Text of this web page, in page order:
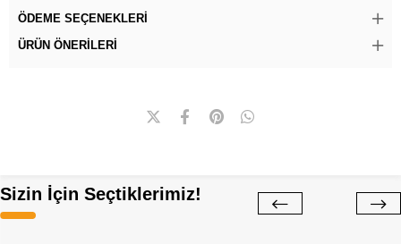
ÖDEME SEÇENEKLERI
ÜRÜN ÖNERILERI
Sizin İçin Seçtiklerimiz!